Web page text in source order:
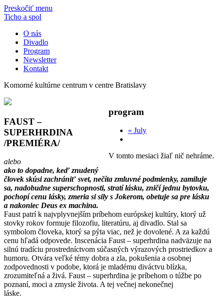
Preskočiť menu
Ticho a spol
O nás
Divadlo
Program
Newsletter
Kontakt
Komorné kultúrne centrum v centre Bratislavy
program
« July
V tomto mesiaci žiaľ nič nehráme.
FAUST –
SUPERHRDINA
/PREMIÉRA/
alebo
ako to dopadne, keď znudený
človek skúsi zachrániť svet, nečíta zmluvné podmienky, zamiluje
sa, nadobudne superschopnosti, stratí lásku, zničí jednu bytovku,
pochopí cenu lásky, zmeria si sily s Jokerom, obetuje sa pre lásku
a nakoniec Deus ex machina.
Faust patrí k najvplyvnejším príbehom európskej kultúry, ktorý už
stovky rokov formuje filozofiu, literatúru, aj divadlo. Stal sa
symbolom človeka, ktorý sa pýta viac, než je dovolené. A za každú
cenu hľadá odpovede. Inscenácia Faust – superhrdina nadväzuje na
silnú tradíciu prostredníctvom súčasných výrazových prostriedkov a
humoru. Otvára veľké témy dobra a zla, pokušenia a osobnej
zodpovednosti v podobe, ktorá je mladému diváctvu blízka,
zrozumiteľná a živá. Faust – superhrdina je príbehom o túžbe po
poznaní, moci a zmysle života. A tej večnej nekonečnej
láske.